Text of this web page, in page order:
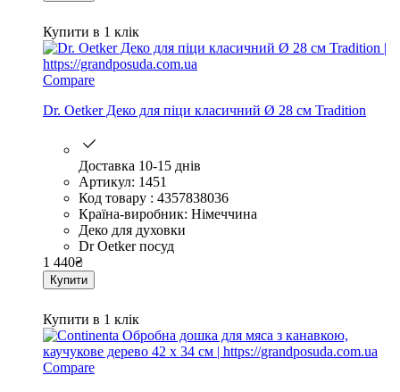
Купити в 1 клік
Compare
Dr. Oetker Деко для піци класичний Ø 28 см Tradition
Доставка 10-15 днів
Артикул: 1451
Код товару : 4357838036
Країна-виробник: Німеччина
Деко для духовки
Dr Oetker посуд
1 440₴
Купити
Купити в 1 клік
Compare